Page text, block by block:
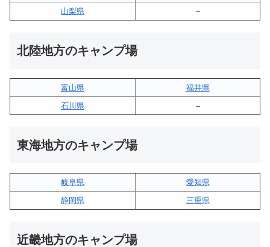
山梨県
–
北陸地方のキャンプ場
富山県
福井県
石川県
–
東海地方のキャンプ場
岐阜県
愛知県
静岡県
三重県
近畿地方のキャンプ場